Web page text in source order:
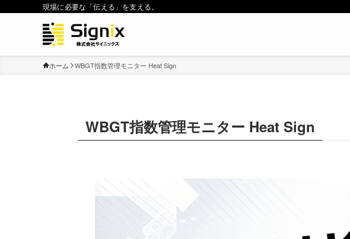
現場に必要な「伝える」を支える。
ホーム WBGT指数管理モニター Heat Sign
WBGT指数管理モニター Heat Sign